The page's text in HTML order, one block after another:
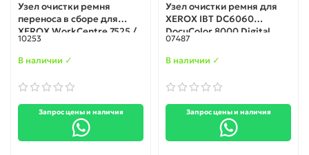
Узел очистки ремня
переноса в сборе для
XEROX WorkCentre 7525 /
7545 (001R00613) original
10253
В наличии ✓
Запрос цены и наличия
Узел очистки ремня для
XEROX IBT DC6060
DocuColor 8000 Digital
Press (042K02112) original
07487
В наличии ✓
Запрос цены и наличия